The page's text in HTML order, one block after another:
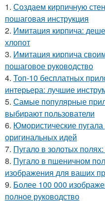
1. Создаем кирпичную
пошаговая инструкция
2. Имитация кирпича:
хлопот
3. Имитация кирпича
пошаговое руководство
4. Топ-10 бесплатных
интерьера: лучшие
5. Самые популярные
выбирают пользователи
6. Юмористические
оригинальных идей
7. Пугало в золотых
8. Пугало в пшеничном
изображения для ваших
9. Более 100 000
полное руководство